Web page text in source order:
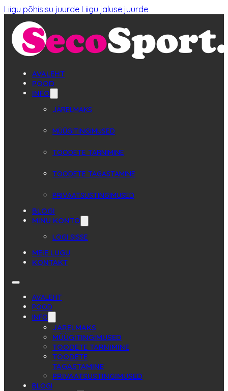
Liigu põhisisu juurde Liigu jaluse juurde
AVALEHT
POOD
INFO
JÄRELMAKS
MÜÜGITINGIMUSED
TOODETE TARNIMINE
TOODETE TAGASTAMINE
PRIVAATSUSTINGIMUSED
BLOGI
MINU KONTO
LOGI SISSE
MEIE LUGU
KONTAKT
AVALEHT
POOD
INFO
JÄRELMAKS
MÜÜGITINGIMUSED
TOODETE TARNIMINE
TOODETE
TAGASTAMINE
PRIVAATSUSTINGIMUSED
BLOGI